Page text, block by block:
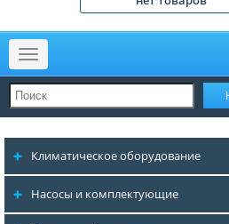
Меню
Климатическое оборудование
Насосы и комплектующие